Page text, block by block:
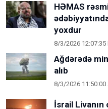
HƏMAS
yoxdur
8/3/2026 12:07:35
Ağdərədə
alıb
8/3/2026 11:50:00
İsrail Livanın